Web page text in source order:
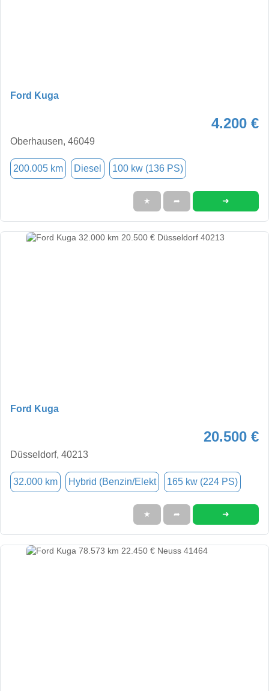
Ford Kuga
4.200 €
Oberhausen, 46049
200.005 km Diesel 100 kw (136 PS)
★ ➦ ➜
Ford Kuga
20.500 €
Düsseldorf, 40213
32.000 km Hybrid (Benzin/Elekt 165 kw (224 PS)
★ ➦ ➜